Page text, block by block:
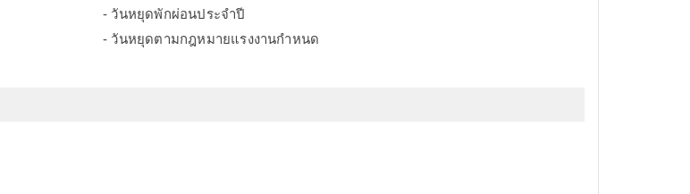
- วันหยุดพักผ่อนประจำปี
- วันหยุดตามกฎหมายแรงงานกำหนด